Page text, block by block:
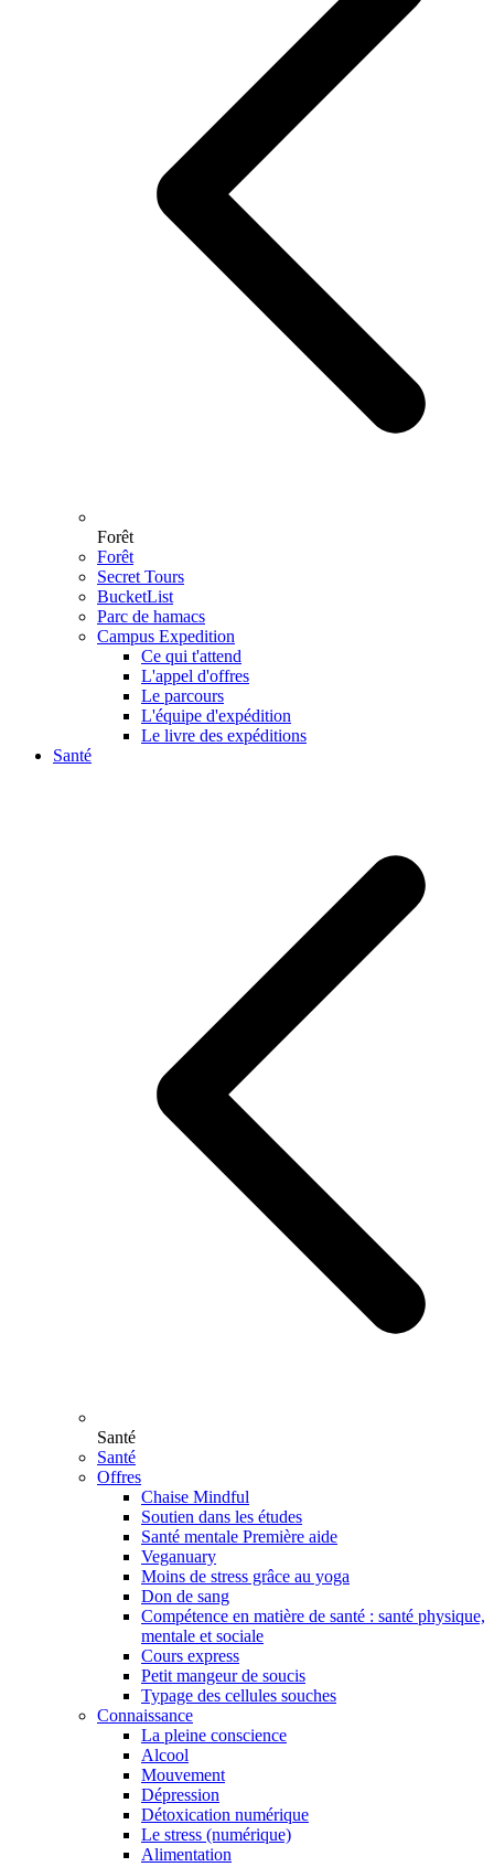
Forêt
Forêt
Secret Tours
BucketList
Parc de hamacs
Campus Expedition
Ce qui t'attend
L'appel d'offres
Le parcours
L'équipe d'expédition
Le livre des expéditions
Santé
Santé
Santé
Offres
Chaise Mindful
Soutien dans les études
Santé mentale Première aide
Veganuary
Moins de stress grâce au yoga
Don de sang
Compétence en matière de santé : santé physique,
mentale et sociale
Cours express
Petit mangeur de soucis
Typage des cellules souches
Connaissance
La pleine conscience
Alcool
Mouvement
Dépression
Détoxication numérique
Le stress (numérique)
Alimentation